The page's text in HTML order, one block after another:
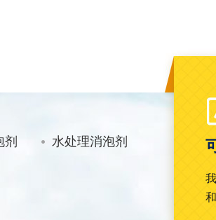
剂 水处理消泡剂